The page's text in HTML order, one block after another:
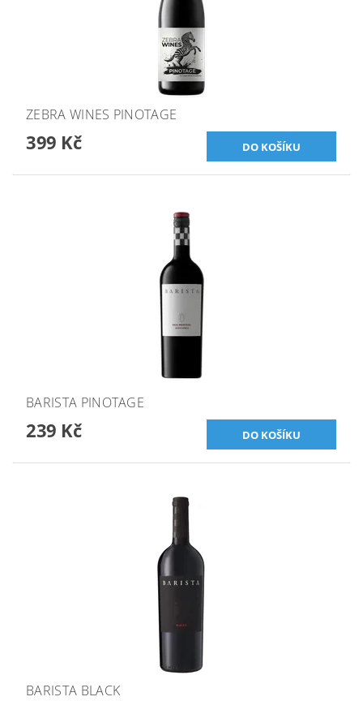
ZEBRA WINES PINOTAGE
399 Kč
BARISTA PINOTAGE
239 Kč
BARISTA BLACK